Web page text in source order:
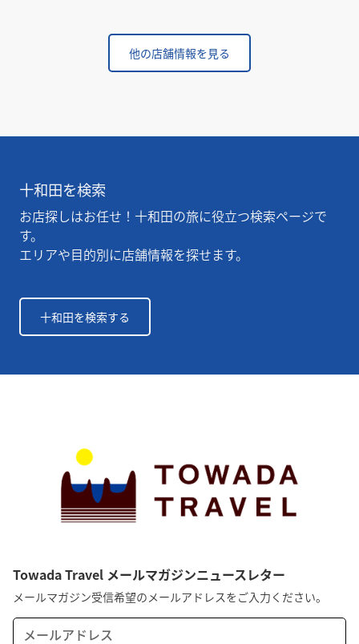
他の店舗情報を見る
十和田を検索
お店探しはお任せ！十和田の旅に役立つ検索ページで
す。
エリアや目的別に店舗情報を探せます。
十和田を検索する
Towada Travel メールマガジンニュースレター
メールマガジン受信希望のメールアドレスをご入力ください。